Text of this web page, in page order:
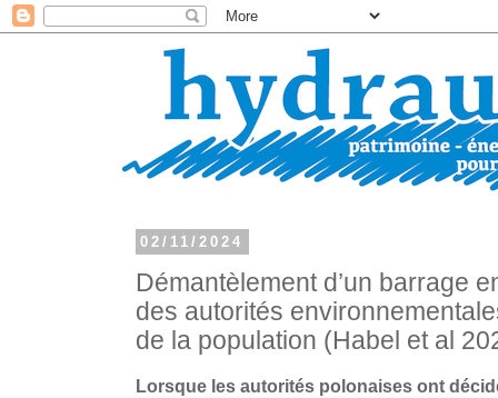
02/11/2024
Démantèlement d’un barrage
des autorités
de la population (Habel et al
Lorsque les autorités polonaises ont